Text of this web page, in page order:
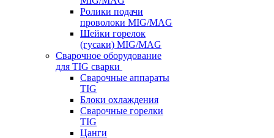
Ролики подачи
проволоки MIG/MAG
Шейки горелок
(гусаки) MIG/MAG
Сварочное оборудование
для TIG сварки
Сварочные аппараты
TIG
Блоки охлаждения
Сварочные горелки
TIG
Цанги